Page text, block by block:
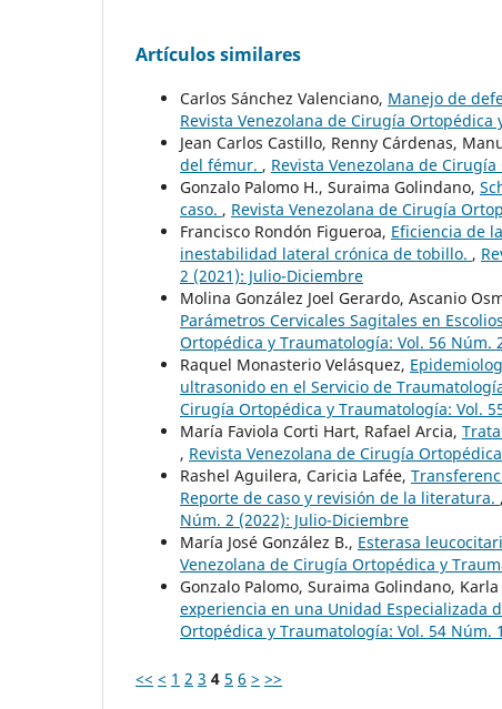
Artículos similares
Carlos Sánchez Valenciano, Manejo de
Revista Venezolana de Cirugía
Jean Carlos Castillo, Renny Cárdenas,
del fémur. , Revista Venezolana de
Gonzalo Palomo H., Suraima Golindano,
caso. , Revista Venezolana de Cirugía
Francisco Rondón Figueroa, Eficiencia de
inestabilidad lateral crónica de tobillo. ,
2 (2021): Julio-Diciembre
Molina González Joel Gerardo, Ascanio
Parámetros Cervicales Sagitales en
Ortopédica y Traumatología: Vol. 56 Núm.
Raquel Monasterio Velásquez,
ultrasonido en el Servicio de
Cirugía Ortopédica y Traumatología: Vol.
María Faviola Corti Hart, Rafael Arcia,
, Revista Venezolana de Cirugía
Rashel Aguilera, Caricia Lafée,
Reporte de caso y revisión de la literatura. ,
Núm. 2 (2022): Julio-Diciembre
María José González B., Esterasa
Venezolana de Cirugía Ortopédica y
Gonzalo Palomo, Suraima Golindano, Karla
experiencia en una Unidad Especializada
Ortopédica y Traumatología: Vol. 54 Núm.
<< < 1 2 3 4 5 6 > >>